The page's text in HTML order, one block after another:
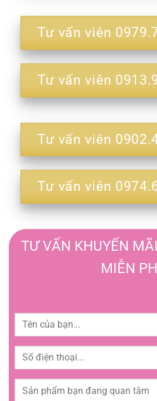
Tư vấn viên
Tư vấn viên
Tư vấn viên
Tư vấn viên
TƯ VẤN KHUYẾN
MIỄN